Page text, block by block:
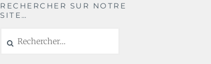
RECHERCHER SUR NOTRE
SITE…